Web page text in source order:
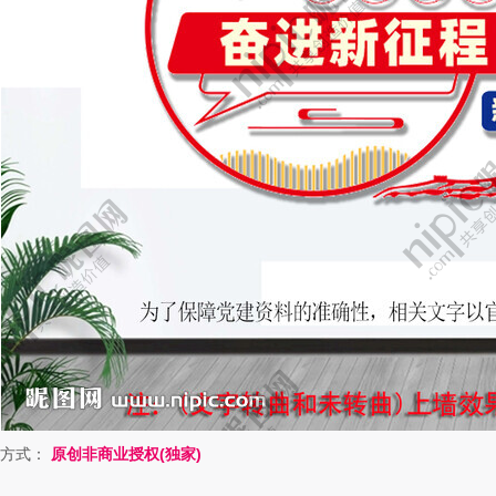
方式： 原创非商业授权(独家)